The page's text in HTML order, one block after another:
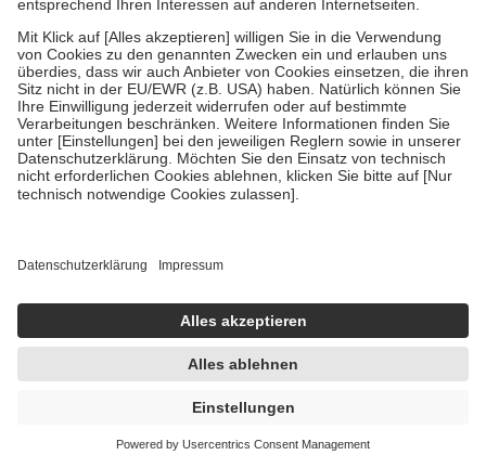
stärken und die besondere Stellung der Familie zu unterstützen,
fallenkeine Zuzahlungenan bei:
• Kindern und Jugendlichen bis zum vollendeten 18. Lebensjahr
mit Ausnahme der Fahrkosten
• Untersuchungen zur Vorsorge und Früherkennung, die von der
GKV getragen werden
• empfohlenen Schutzimpfungen
• Harn- und Blutteststreifen
getroffen, um sicherzustellen, dass es sich um echte Bewertungen
https://help.etrusted.com/hc/de/articles/4419944605341
Einige Bilder und Inhalte wurden unter Zuhilfenahme künstlicher